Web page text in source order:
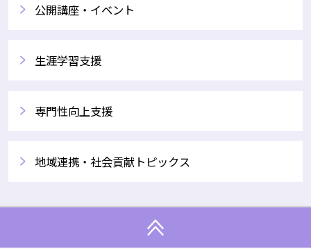
公開講座・イベント
生涯学習支援
専門性向上支援
地域連携・社会貢献トピックス